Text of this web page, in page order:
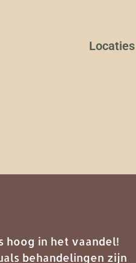
Locaties
hoog in het vaandel!
behandelingen zijn